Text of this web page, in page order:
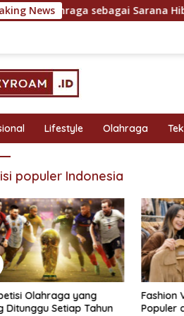
News
Olahraga sebagai Sarana Hiburan
Lifestyle Olahraga
populer Indonesia
Olahraga yang
Ditunggu Setiap Tahun
Fashion
Populer